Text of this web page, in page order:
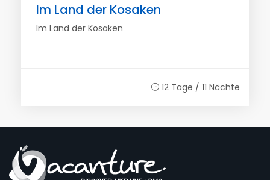
Im Land der Kosaken
Im Land der Kosaken
12 Tage / 11 Nächte